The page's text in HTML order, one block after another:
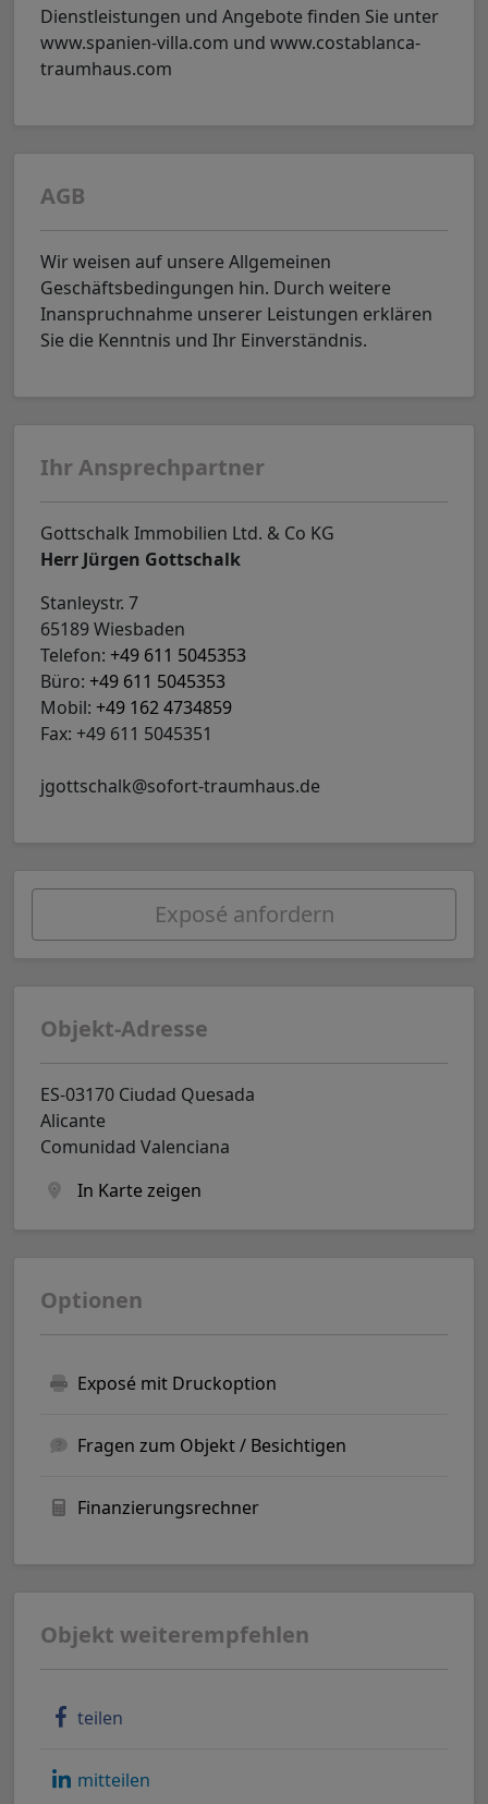
Dienstleistungen und Angebote finden Sie unter
www.spanien-villa.com und www.costablanca-
traumhaus.com
AGB
Wir weisen auf unsere Allgemeinen
Geschäftsbedingungen hin. Durch weitere
Inanspruchnahme unserer Leistungen erklären
Sie die Kenntnis und Ihr Einverständnis.
Ihr Ansprechpartner
Gottschalk Immobilien Ltd. & Co KG
Herr Jürgen Gottschalk
Stanleystr. 7
65189 Wiesbaden
Telefon: +49 611 5045353
Büro: +49 611 5045353
Mobil: +49 162 4734859
Fax: +49 611 5045351
jgottschalk@sofort-traumhaus.de
Exposé anfordern
Objekt-Adresse
ES-03170 Ciudad Quesada
Alicante
Comunidad Valenciana
In Karte zeigen
Optionen
Exposé mit Druckoption
Fragen zum Objekt / Besichtigen
Finanzierungsrechner
Objekt weiterempfehlen
teilen
mitteilen